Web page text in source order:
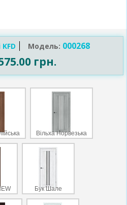
Модель: 000268
грн.
Вільха Норвезька
Бук Шале